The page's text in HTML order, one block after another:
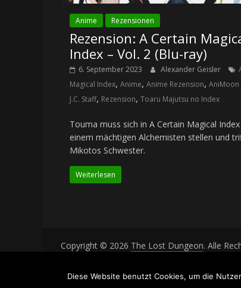
Anime Rezensionen
Rezension: A Certain
Index – Vol. 2 (Blu-ray)
6. September 2023 Alexander Geisler
Magical Index, Anime, Anime Rezension, AniMoon
J.C. Staff, Rezension, Toaru Majutsu no Index
Touma muss sich in A Certain Magical
einem mächtigen Alchemisten stellen und
Mikotos Schwester.
Weiterlesen
Copyright © 2026 The Lost Dungeon. Alle
Diese Website benutzt Cookies, um die